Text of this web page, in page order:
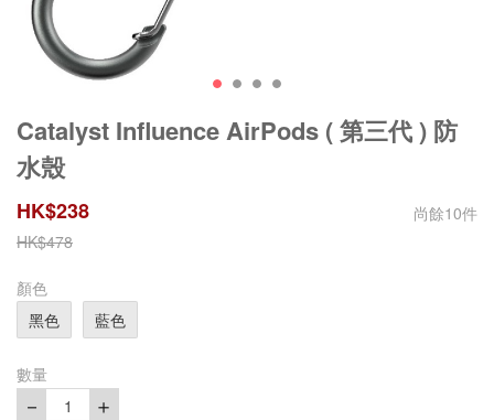
Catalyst Influence AirPods ( 第三代 ) 防
水殼
HK$238 尚餘10件
HK$478
顏色
黑色
藍色
數量
－ 1 ＋